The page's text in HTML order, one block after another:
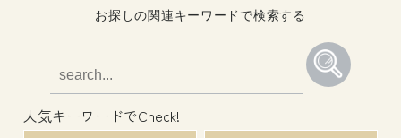
お探しの関連キーワードで検索する
人気キーワードでCheck!